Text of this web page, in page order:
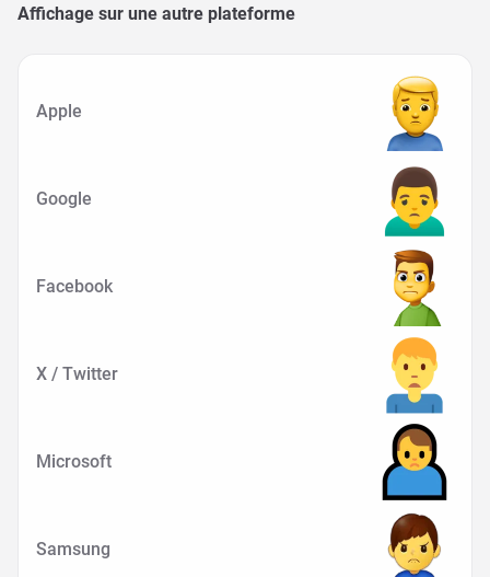
Affichage sur une autre plateforme
Apple
Google
Facebook
X / Twitter
Microsoft
Samsung